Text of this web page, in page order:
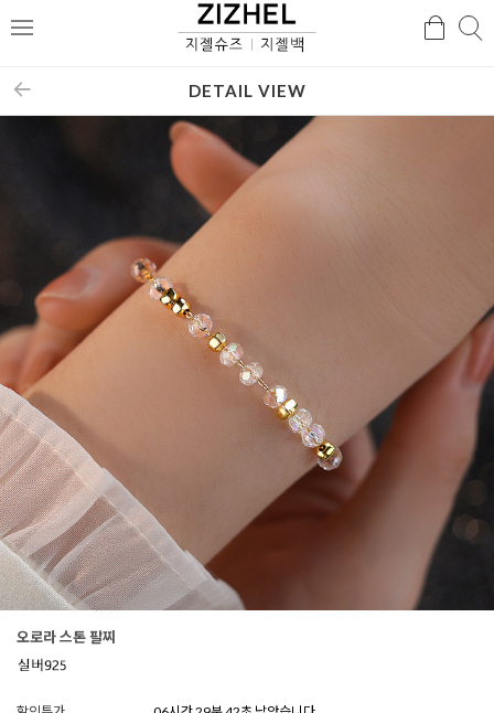
메
검
DETAIL VIEW
오로라 스톤 팔찌